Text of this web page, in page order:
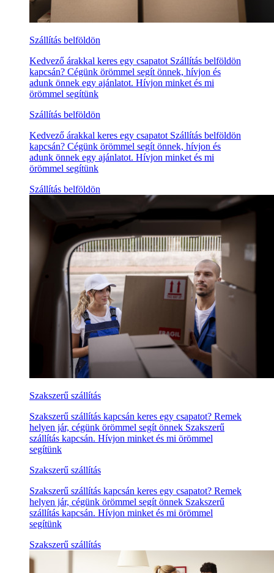
Szállítás belföldön
Kedvező árakkal keres egy csapatot Szállítás belföldön
kapcsán? Cégünk örömmel segít önnek, hívjon és
adunk önnek egy ajánlatot. Hívjon minket és mi
örömmel segítünk
Szállítás belföldön
Kedvező árakkal keres egy csapatot Szállítás belföldön
kapcsán? Cégünk örömmel segít önnek, hívjon és
adunk önnek egy ajánlatot. Hívjon minket és mi
örömmel segítünk
Szállítás belföldön
Szakszerű szállítás
Szakszerű szállítás kapcsán keres egy csapatot? Remek
helyen jár, cégünk örömmel segít önnek Szakszerű
szállítás kapcsán. Hívjon minket és mi örömmel
segítünk
Szakszerű szállítás
Szakszerű szállítás kapcsán keres egy csapatot? Remek
helyen jár, cégünk örömmel segít önnek Szakszerű
szállítás kapcsán. Hívjon minket és mi örömmel
segítünk
Szakszerű szállítás